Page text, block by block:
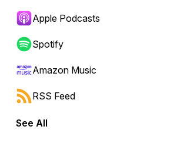
forward or backward.
Apple Podcasts
Spotify
Amazon Music
RSS Feed
See All